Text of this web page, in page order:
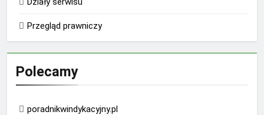
Przegląd prawniczy
Polecamy
poradnikwindykacyjny.pl